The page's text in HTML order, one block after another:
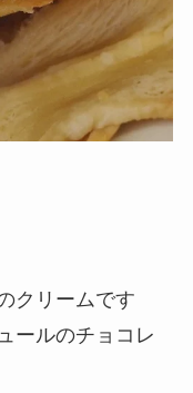
クリームです
ールのチョコレ